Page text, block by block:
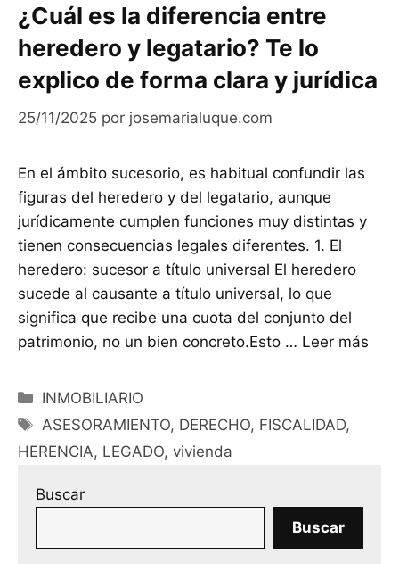
¿Cuál es la diferencia entre
heredero y legatario? Te lo
explico de forma clara y jurídica
25/11/2025 por josemarialuque.com
En el ámbito sucesorio, es habitual confundir las
figuras del heredero y del legatario, aunque
jurídicamente cumplen funciones muy distintas y
tienen consecuencias legales diferentes. 1. El
heredero: sucesor a título universal El heredero
sucede al causante a título universal, lo que
significa que recibe una cuota del conjunto del
patrimonio, no un bien concreto.Esto … Leer más
Categorías
INMOBILIARIO
Etiquetas
ASESORAMIENTO, DERECHO, FISCALIDAD,
HERENCIA, LEGADO, vivienda
Buscar
Buscar